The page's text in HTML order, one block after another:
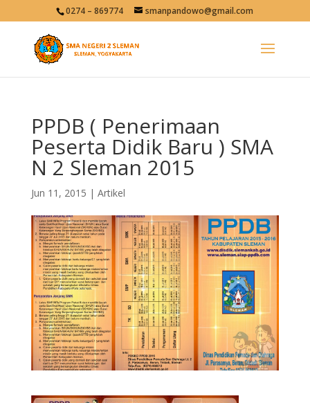
0274 – 869774 smanpandowo@gmail.com
PPDB ( Penerimaan
Peserta Didik Baru ) SMA
N 2 Sleman 2015
Jun 11, 2015 | Artikel